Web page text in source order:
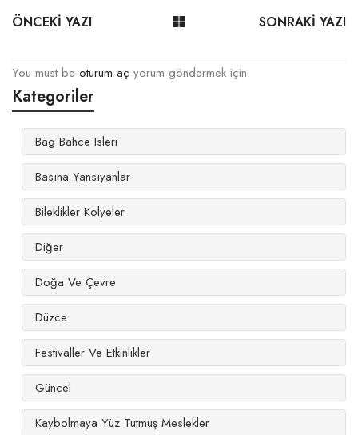
ÖNCEKİ YAZI SONRAKİ YAZI
You must be oturum aç yorum göndermek için.
Kategoriler
Bag Bahce Isleri
Basına Yansıyanlar
Bileklikler Kolyeler
Diğer
Doğa Ve Çevre
Düzce
Festivaller Ve Etkinlikler
Güncel
Kaybolmaya Yüz Tutmuş Meslekler